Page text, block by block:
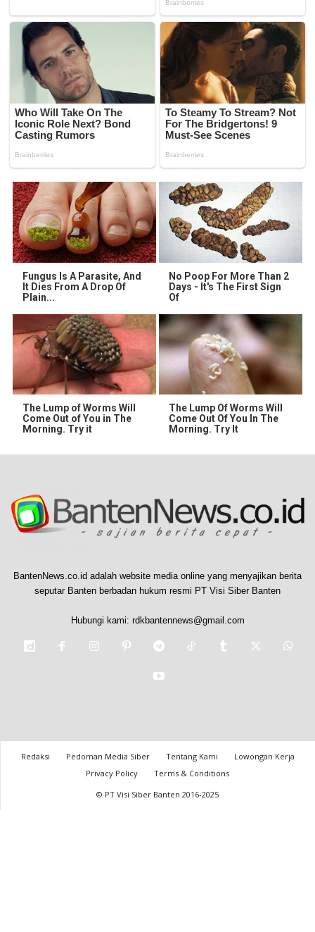
Fungus Is A Parasite, And
It Dies From A Drop Of
Plain...
No Poop For More Than 2
Days - It's The First Sign
Of
The Lump of Worms Will
Come Out of You in The
Morning. Try it
The Lump Of Worms Will
Come Out Of You In The
Morning. Try It
BantenNews.co.id adalah website media online yang menyajikan berita
seputar Banten berbadan hukum resmi PT Visi Siber Banten
Hubungi kami: rdkbantennews@gmail.com
Redaksi Pedoman Media Siber Tentang Kami
Lowongan Kerja
Privacy Policy
Terms & Conditions
© PT Visi Siber Banten 2016-2025